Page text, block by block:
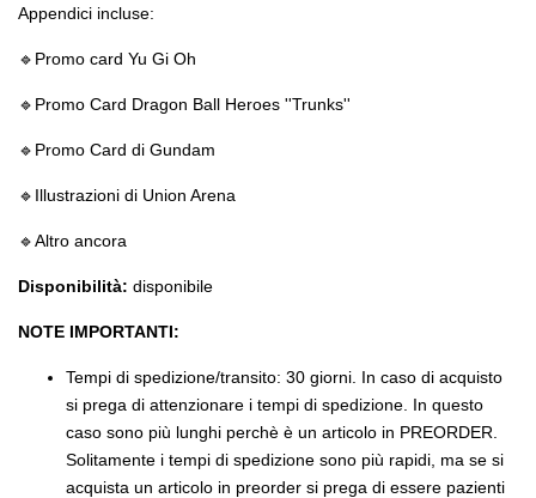
Appendici incluse:
🔹️Promo card Yu Gi Oh
🔹️Promo Card Dragon Ball Heroes ''Trunks''
🔹️Promo Card di Gundam
🔹️Illustrazioni di Union Arena
🔹️Altro ancora
Disponibilità: disponibile
NOTE IMPORTANTI:
Tempi di spedizione/transito: 30 giorni. In caso di acquisto
si prega di attenzionare i tempi di spedizione. In questo
caso sono più lunghi perchè è un articolo in PREORDER.
Solitamente i tempi di spedizione sono più rapidi, ma se si
acquista un articolo in preorder si prega di essere pazienti